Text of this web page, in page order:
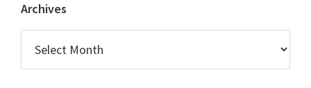
Archives